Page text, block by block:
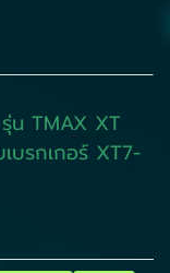
น TMAX XT
บรกเกอร์ XT7-